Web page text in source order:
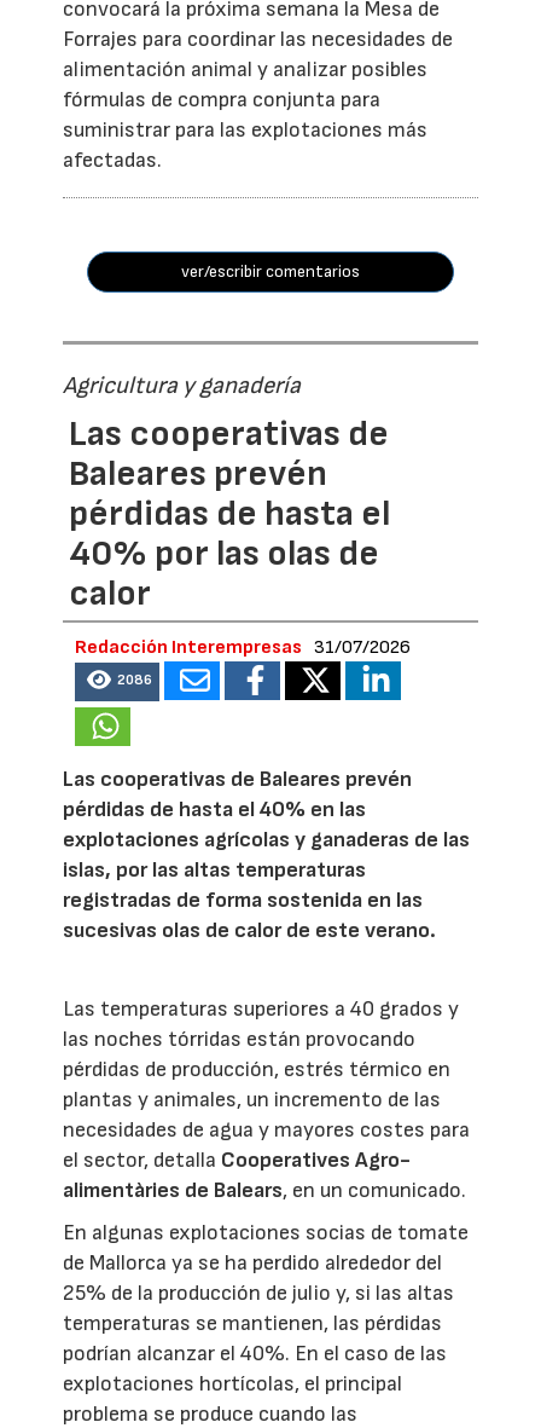
convocará la próxima semana la Mesa de
Forrajes para coordinar las necesidades de
alimentación animal y analizar posibles
fórmulas de compra conjunta para
suministrar para las explotaciones más
afectadas.
ver/escribir comentarios
Agricultura y ganadería
Las cooperativas de
Baleares prevén
pérdidas de hasta el
40% por las olas de
calor
Redacción Interempresas 31/07/2026
2086
Las cooperativas de Baleares prevén
pérdidas de hasta el 40% en las
explotaciones agrícolas y ganaderas de las
islas, por las altas temperaturas
registradas de forma sostenida en las
sucesivas olas de calor de este verano.
Las temperaturas superiores a 40 grados y
las noches tórridas están provocando
pérdidas de producción, estrés térmico en
plantas y animales, un incremento de las
necesidades de agua y mayores costes para
el sector, detalla Cooperatives Agro-
alimentàries de Balears, en un comunicado.
En algunas explotaciones socias de tomate
de Mallorca ya se ha perdido alrededor del
25% de la producción de julio y, si las altas
temperaturas se mantienen, las pérdidas
podrían alcanzar el 40%. En el caso de las
explotaciones hortícolas, el principal
problema se produce cuando las